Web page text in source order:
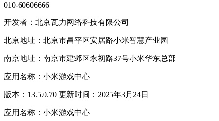
010-60606666
开发者：北京瓦力网络科技有限公司
北京地址：北京市昌平区安居路小米智慧产业园
南京地址：南京市建邺区永初路37号小米华东总部
应用名称：小米游戏中心
版本：13.5.0.70 更新时间：2025年3月24日
应用名称：小米游戏中心